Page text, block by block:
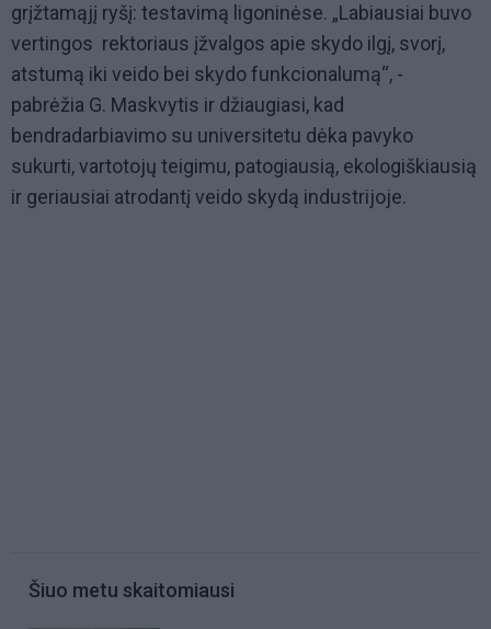
grįžtamąjį ryšį: testavimą ligoninėse. „Labiausiai buvo
vertingos rektoriaus įžvalgos apie skydo ilgį, svorį,
atstumą iki veido bei skydo funkcionalumą“, -
pabrėžia G. Maskvytis ir džiaugiasi, kad
bendradarbiavimo su universitetu dėka pavyko
sukurti, vartotojų teigimu, patogiausią, ekologiškiausią
ir geriausiai atrodantį veido skydą industrijoje.
Šiuo metu skaitomiausi